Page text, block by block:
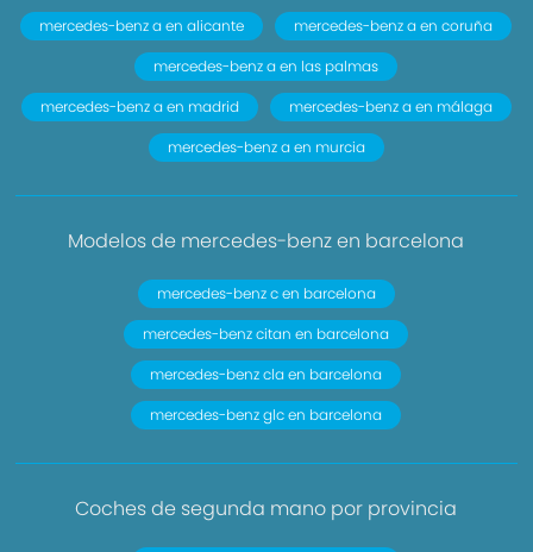
mercedes-benz a en alicante
mercedes-benz a en coruña
mercedes-benz a en las palmas
mercedes-benz a en madrid
mercedes-benz a en málaga
mercedes-benz a en murcia
Modelos de mercedes-benz en barcelona
mercedes-benz c en barcelona
mercedes-benz citan en barcelona
mercedes-benz cla en barcelona
mercedes-benz glc en barcelona
Coches de segunda mano por provincia